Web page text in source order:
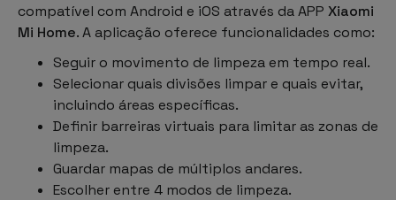
compatível com Android e iOS através da APP Xiaomi
Mi Home. A aplicação oferece funcionalidades como:
Seguir o movimento de limpeza em tempo real.
Selecionar quais divisões limpar e quais evitar,
incluindo áreas específicas.
Definir barreiras virtuais para limitar as zonas de
limpeza.
Guardar mapas de múltiplos andares.
Escolher entre 4 modos de limpeza.